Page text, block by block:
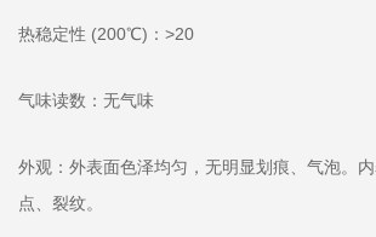
热稳定性 (200℃)：>20
气味读数：无气味
外观：外表面色泽均匀，无明显划痕、气泡。
点、裂纹。